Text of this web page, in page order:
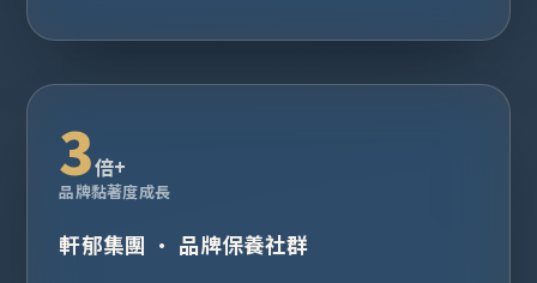
3倍+
品牌黏著度成長
軒郁集團 · 品牌保養社群